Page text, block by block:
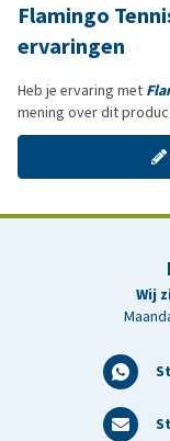
Flamingo
ervaringen
Heb je ervaring met
mening over dit
Wij